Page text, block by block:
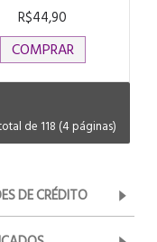
R$44,90
COMPRAR
de 118 (4 páginas)
DE CRÉDITO